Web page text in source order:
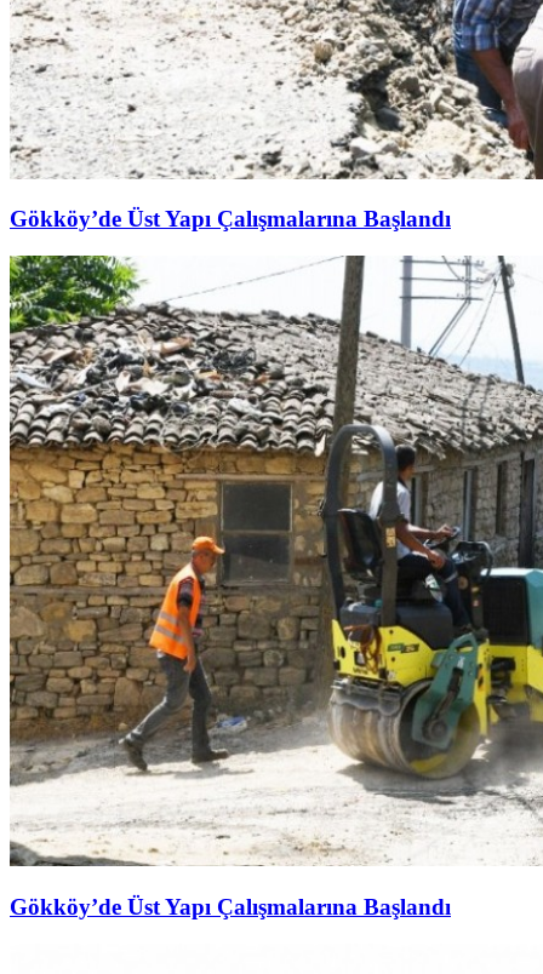
Gökköy’de Üst Yapı Çalışmalarına Başlandı
Gökköy’de Üst Yapı Çalışmalarına Başlandı